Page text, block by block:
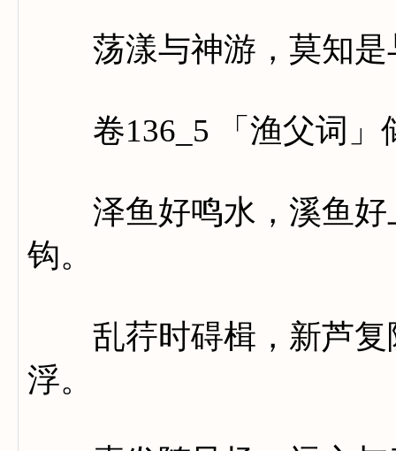
荡漾与神游，莫知是
卷136_5 「渔父词」
泽鱼好鸣水，溪鱼好
钩。
乱荇时碍楫，新芦复
浮。